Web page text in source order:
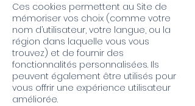
Ces cookies permettent au Site de
mémoriser vos choix (comme votre
nom d’utilisateur, votre langue, ou la
région dans laquelle vous vous
trouvez) et de fournir des
fonctionnalités personnalisées. Ils
peuvent également être utilisés pour
vous offrir une expérience utilisateur
améliorée.